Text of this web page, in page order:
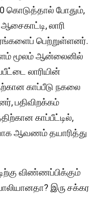
கொடுத்தால் போதும்,
லாரி
பெற்றுள்ளனர்.
மூலம் ஆன்லைனில்
லாரியின்
காப்பீடு நகலை
பதிவிறக்கம்
காப்பீட்டில்,
ஆவணம் தயாரித்து
விண்ணப்பிக்கும்
இரு சக்கர